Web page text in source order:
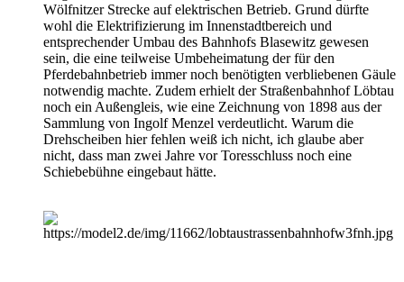
Wölfnitzer Strecke auf elektrischen Betrieb. Grund dürfte
wohl die Elektrifizierung im Innenstadtbereich und
entsprechender Umbau des Bahnhofs Blasewitz gewesen
sein, die eine teilweise Umbeheimatung der für den
Pferdebahnbetrieb immer noch benötigten verbliebenen Gäule
notwendig machte. Zudem erhielt der Straßenbahnhof Löbtau
noch ein Außengleis, wie eine Zeichnung von 1898 aus der
Sammlung von Ingolf Menzel verdeutlicht. Warum die
Drehscheiben hier fehlen weiß ich nicht, ich glaube aber
nicht, dass man zwei Jahre vor Toresschluss noch eine
Schiebebühne eingebaut hätte.